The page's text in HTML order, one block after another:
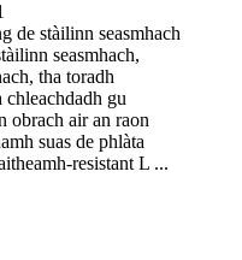
de stàilinn seasmhach
seasmhach,
tha toradh
chleachdadh gu
obrach air an raon
suas de phlàta
resistant L ...